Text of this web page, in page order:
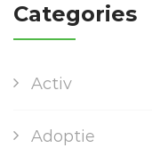
Categories
Activ
Adoptie